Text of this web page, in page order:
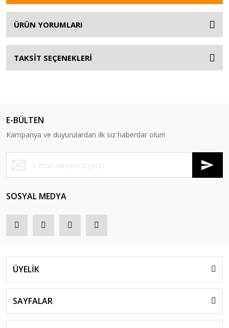
ÜRÜN YORUMLARI
TAKSİT SEÇENEKLERİ
E-BÜLTEN
Kampanya ve duyurulardan ilk siz haberdar olun!
SOSYAL MEDYA
ÜYELİK
SAYFALAR